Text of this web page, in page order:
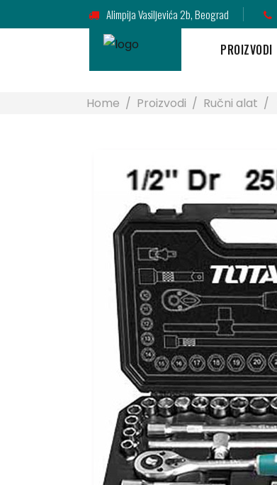
Alimpija Vasiljevića 2b, Beograd
PROIZVODI
Home / Proizvodi / Ručni alat /